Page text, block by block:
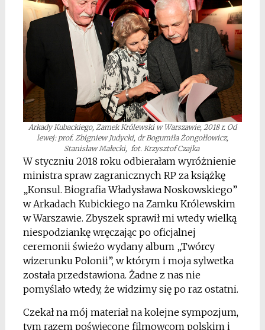
Arkady Kubackiego, Zamek Królewski w Warszawie, 2018 r. Od
lewej: prof. Zbigniew Judycki, dr Bogumiła Żongołłowicz,
Stanisław Małecki, fot. Krzysztof Czajka
W styczniu 2018 roku odbierałam wyróżnienie
ministra spraw zagranicznych RP za książkę
„Konsul. Biografia Władysława Noskowskiego”
w Arkadach Kubickiego na Zamku Królewskim
w Warszawie. Zbyszek sprawił mi wtedy wielką
niespodziankę wręczając po oficjalnej
ceremonii świeżo wydany album „Twórcy
wizerunku Polonii”, w którym i moja sylwetka
została przedstawiona. Żadne z nas nie
pomyślało wtedy, że widzimy się po raz ostatni.
Czekał na mój materiał na kolejne sympozjum,
tym razem poświęcone filmowcom polskim i